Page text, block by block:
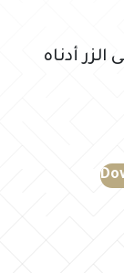
أدناه